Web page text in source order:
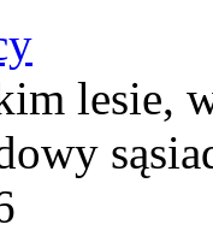
lesie,